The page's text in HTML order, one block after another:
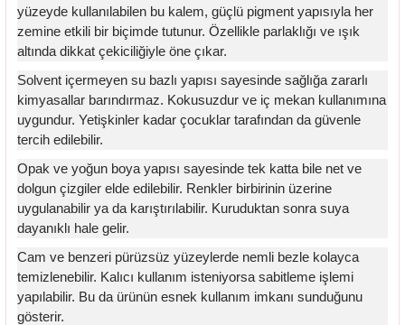
yüzeyde kullanılabilen bu kalem, güçlü pigment yapısıyla her
zemine etkili bir biçimde tutunur. Özellikle parlaklığı ve ışık
altında dikkat çekiciliğiyle öne çıkar.
Solvent içermeyen su bazlı yapısı sayesinde sağlığa zararlı
kimyasallar barındırmaz. Kokusuzdur ve iç mekan kullanımına
uygundur. Yetişkinler kadar çocuklar tarafından da güvenle
tercih edilebilir.
Opak ve yoğun boya yapısı sayesinde tek katta bile net ve
dolgun çizgiler elde edilebilir. Renkler birbirinin üzerine
uygulanabilir ya da karıştırılabilir. Kuruduktan sonra suya
dayanıklı hale gelir.
Cam ve benzeri pürüzsüz yüzeylerde nemli bezle kolayca
temizlenebilir. Kalıcı kullanım isteniyorsa sabitleme işlemi
yapılabilir. Bu da ürünün esnek kullanım imkanı sunduğunu
gösterir.